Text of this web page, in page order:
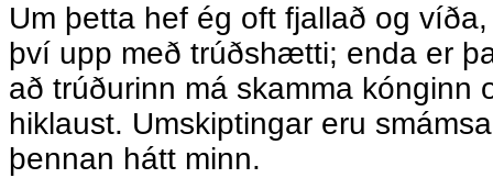
Um þetta hef ég oft fjallað og
því upp með trúðshætti; enda er
að trúðurinn má skamma kónginn
hiklaust. Umskiptingar eru
þennan hátt minn.